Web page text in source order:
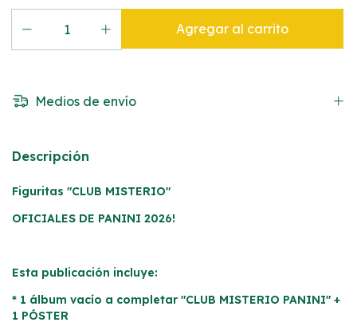
Medios de envío
Descripción
Figuritas "CLUB MISTERIO"
OFICIALES DE PANINI 2026!
Esta publicación incluye:
* 1 álbum vacío a completar "CLUB MISTERIO PANINI" +
1 PÓSTER